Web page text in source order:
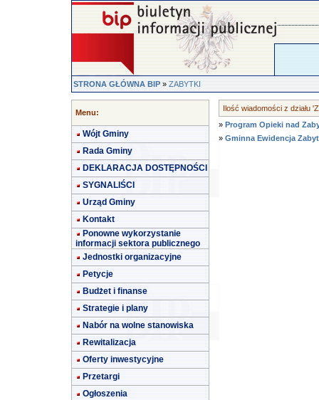
STRONA GŁÓWNA BIP»ZABYTKI
Menu:
Wójt Gminy
Rada Gminy
DEKLARACJA DOSTĘPNOŚCI
SYGNALIŚCI
Urząd Gminy
Kontakt
Ponowne wykorzystanie
informacji sektora publicznego
Jednostki organizacyjne
Petycje
Budżet i finanse
Strategie i plany
Nabór na wolne stanowiska
Rewitalizacja
Oferty inwestycyjne
Przetargi
Ogłoszenia
Ilość wiadomości z działu
» Program Opieki nad
» Gminna Ewidencja